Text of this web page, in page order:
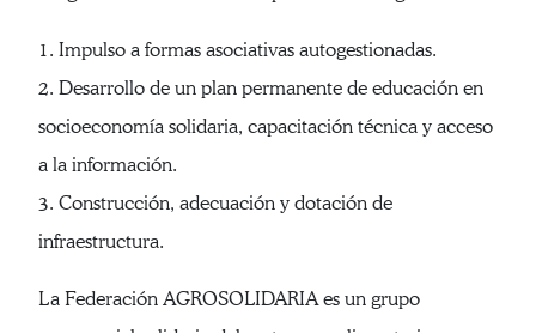
1. Impulso a formas asociativas autogestionadas.
2. Desarrollo de un plan permanente de educación en
socioeconomía solidaria, capacitación técnica y acceso
a la información.
3. Construcción, adecuación y dotación de
infraestructura.
La Federación AGROSOLIDARIA es un grupo